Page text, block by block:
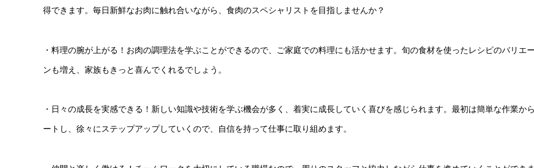
得できます。毎日新鮮なお肉に触れ合いながら、食肉のスペシャリストを目指しませんか？
・料理の腕が上がる！お肉の調理法を学ぶことができるので、ご家庭での料理にも活かせます。旬の食材を使ったレシピのバリエ
ンも増え、家族もきっと喜んでくれるでしょう。
・日々の成長を実感できる！新しい知識や技術を学ぶ機会が多く、着実に成長していく喜びを感じられます。最初は簡単な作業か
ートし、徐々にステップアップしていくので、自信を持って仕事に取り組めます。